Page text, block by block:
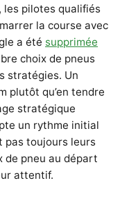
les pilotes qualifiés
la course avec
a été supprimée
choix de pneus
stratégies. Un
plutôt qu’en tendre
stratégique
un rythme initial
pas toujours leurs
de pneu au départ
attentif.